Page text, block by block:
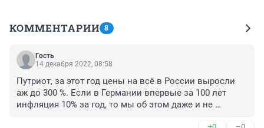
КОММЕНТАРИИ 8
Гость
14 декабря 2022, 08:58
Путриот, за этот год цены на всё в России выросли
аж до 300 %. Если в Германии впервые за 100 лет
инфляция 10% за год, то мы об этом даже и не